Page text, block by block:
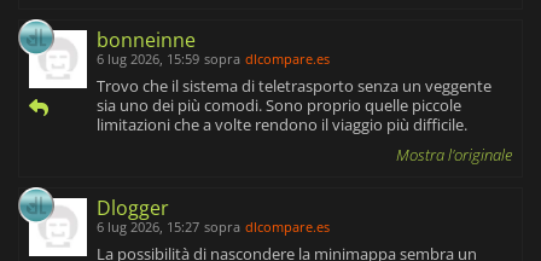
bonneinne
6 lug 2026, 15:59 sopra dlcompare.es
Trovo che il sistema di teletrasporto senza un veggente
sia uno dei più comodi. Sono proprio quelle piccole
limitazioni che a volte rendono il viaggio più difficile.
Mostra l'originale
Dlogger
6 lug 2026, 15:27 sopra dlcompare.es
La possibilità di nascondere la minimappa sembra un